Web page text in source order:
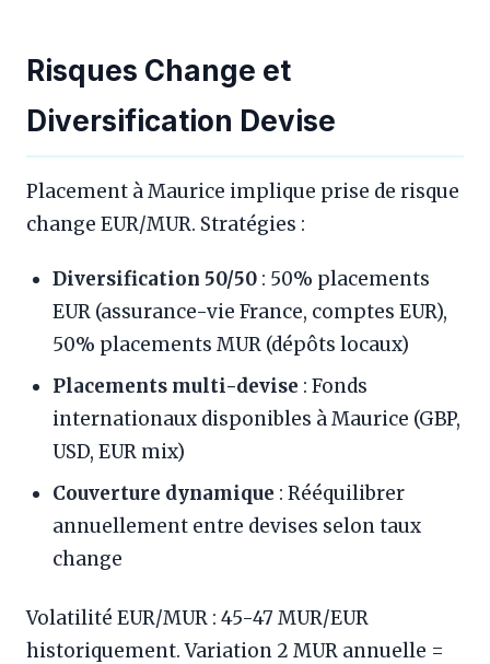
Risques Change et
Diversification Devise
Placement à Maurice implique prise de risque
change EUR/MUR. Stratégies :
Diversification 50/50 : 50% placements
EUR (assurance-vie France, comptes EUR),
50% placements MUR (dépôts locaux)
Placements multi-devise : Fonds
internationaux disponibles à Maurice (GBP,
USD, EUR mix)
Couverture dynamique : Rééquilibrer
annuellement entre devises selon taux
change
Volatilité EUR/MUR : 45-47 MUR/EUR
historiquement. Variation 2 MUR annuelle =